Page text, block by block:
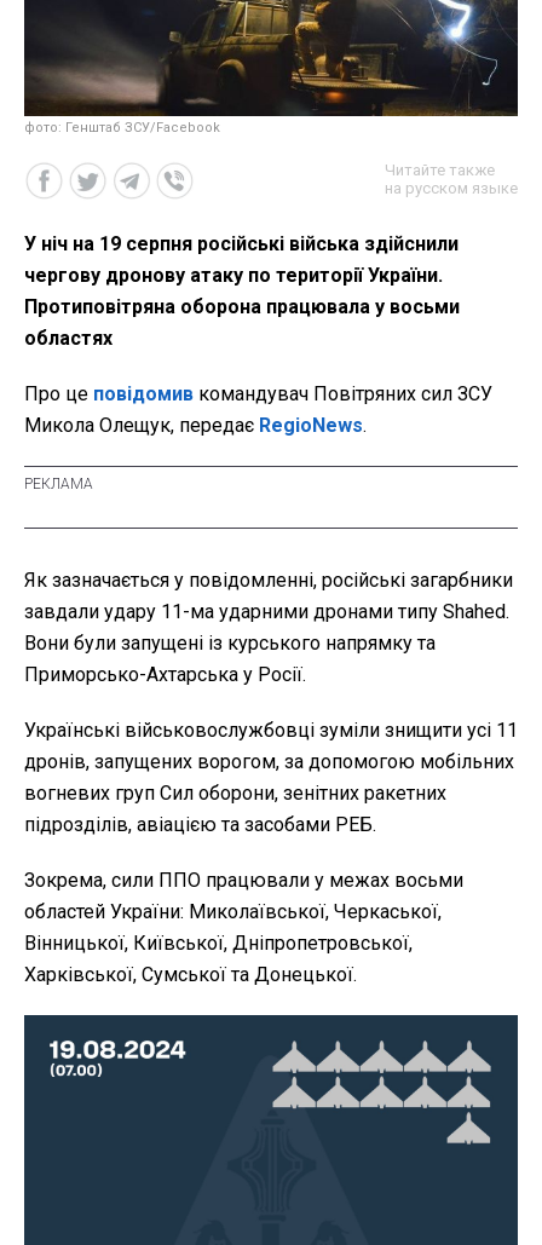
фото: Генштаб ЗСУ/Facebook
Читайте также
на русском языке
У ніч на 19 серпня російські війська здійснили
чергову дронову атаку по території України.
Протиповітряна оборона працювала у восьми
областях
Про це повідомив командувач Повітряних сил ЗСУ
Микола Олещук, передає RegioNews.
Як зазначається у повідомленні, російські загарбники
завдали удару 11-ма ударними дронами типу Shahed.
Вони були запущені із курського напрямку та
Приморсько-Ахтарська у Росії.
Українські військовослужбовці зуміли знищити усі 11
дронів, запущених ворогом, за допомогою мобільних
вогневих груп Сил оборони, зенітних ракетних
підрозділів, авіацією та засобами РЕБ.
Зокрема, сили ППО працювали у межах восьми
областей України: Миколаївської, Черкаської,
Вінницької, Київської, Дніпропетровської,
Харківської, Сумської та Донецької.